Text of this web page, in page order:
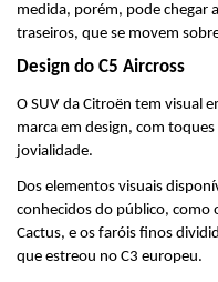
medida, porém, pode chegar
traseiros, que se movem
Design do C5 Aircross
O SUV da Citroën tem visual
marca em design, com
jovialidade.
Dos elementos visuais
conhecidos do público, como
Cactus, e os faróis finos
que estreou no C3 europeu.